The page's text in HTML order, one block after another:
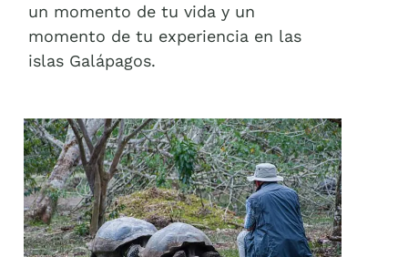
un momento de tu vida y un
momento de tu experiencia en las
islas Galápagos.